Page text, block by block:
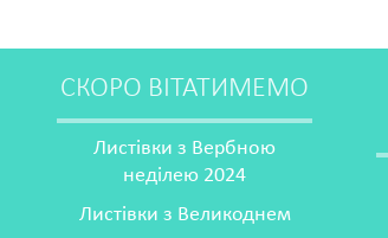
СКОРО ВІТАТИМЕМО
Листівки з Вербною
неділею 2024
Листівки з Великоднем